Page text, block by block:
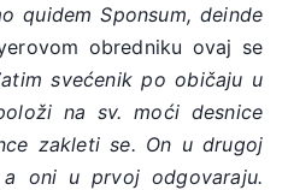
quidem Sponsum, deinde
obredniku ovaj se
svećenik po običaju u
na sv. moći desnice
zakleti se. On u drugoj
oni u prvoj odgovaraju.